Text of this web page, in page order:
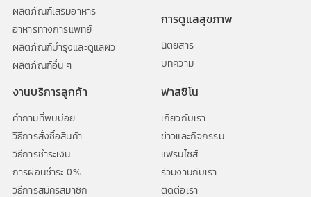
ผลิตภัณฑ์เสริมอาหาร
อาหารทางการแพทย์
ผลิตภัณฑ์บำรุงและดูแลผิว
ผลิตภัณฑ์อื่น ๆ
การดูแลสุขภาพ
นิตยสาร
บทความ
งานบริการลูกค้า
คำถามที่พบบ่อย
วิธีการสั่งซื้อสินค้า
วิธีการชำระเงิน
การผ่อนชำระ 0%
วิธีการสมัครสมาชิก
ฟาสซิโน
เกี่ยวกับเรา
ข่าวและกิจกรรม
แฟรนไซส์
ร่วมงานกับเรา
ติดต่อเรา